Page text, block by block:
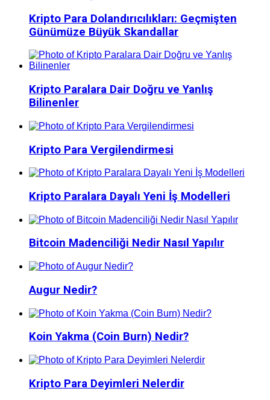
Kripto Para Dolandırıcılıkları: Geçmişten
Günümüze Büyük Skandallar
Kripto Paralara Dair Doğru ve Yanlış
Bilinenler
Kripto Para Vergilendirmesi
Kripto Paralara Dayalı Yeni İş Modelleri
Bitcoin Madenciliği Nedir Nasıl Yapılır
Augur Nedir?
Koin Yakma (Coin Burn) Nedir?
Kripto Para Deyimleri Nelerdir